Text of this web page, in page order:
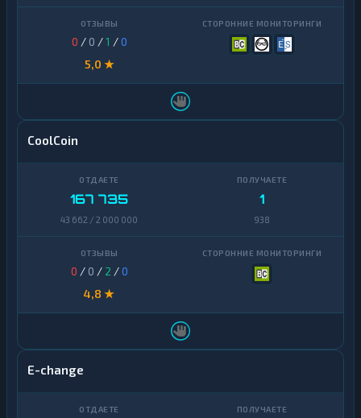
0 / 0 /1 /0
5,0 ★
CoolCoin
167 735
43 662 / 2 000 000
1
938
0 / 0 / 2 /0
4,8 ★
E-change